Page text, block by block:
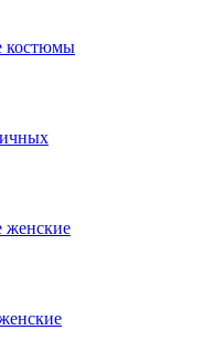
костюмы
женские